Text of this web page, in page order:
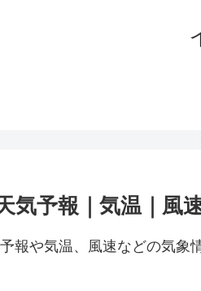
気予報｜気温｜風
報や気温、風速などの気象